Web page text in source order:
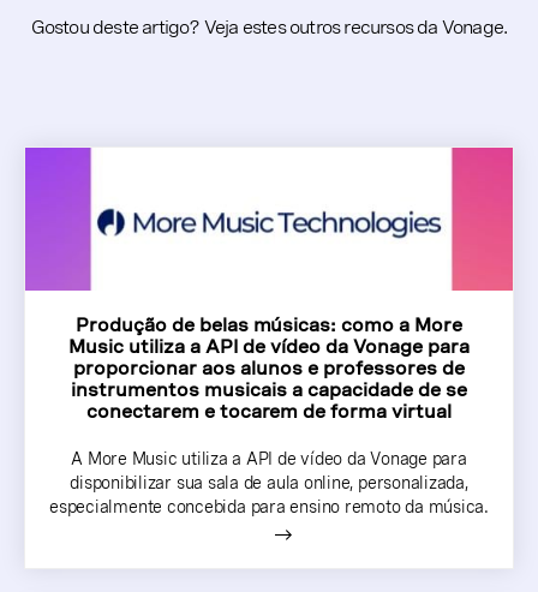
Gostou deste artigo? Veja estes outros recursos da Vonage.
Produção de belas músicas: como a More
Music utiliza a API de vídeo da Vonage para
proporcionar aos alunos e professores de
instrumentos musicais a capacidade de se
conectarem e tocarem de forma virtual
A More Music utiliza a API de vídeo da Vonage para
disponibilizar sua sala de aula online, personalizada,
especialmente concebida para ensino remoto da música.